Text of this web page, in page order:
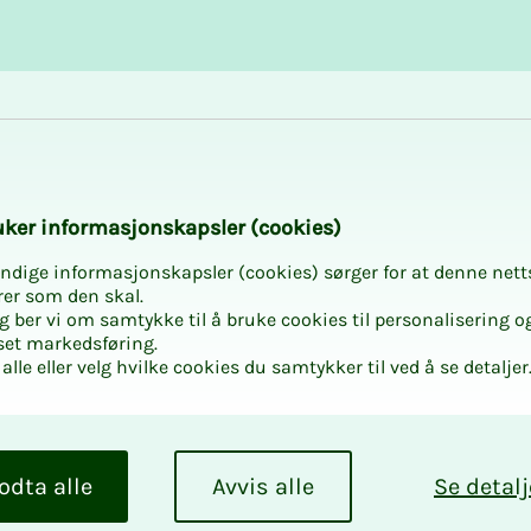
på
får du tilgang til klippekort og
på Tromsøbadet.
in­­­for­­­ma­­­sjons­­­kaps­­­­­ler (cookies)
informasjonskapsler (cookies) sørger for at denne
som den skal.
ber vi om samtykke til å bruke cookies til personalisering
markedsføring.
eller velg hvilke cookies du samtykker til ved å se detaljer.
Se
Avvis alle
alle